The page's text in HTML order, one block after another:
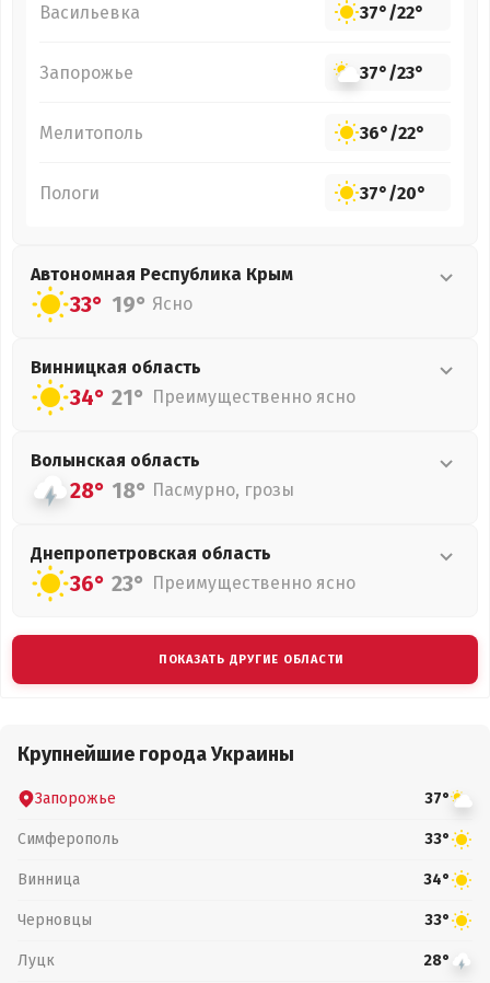
Васильевка 37°/22°
Запорожье 37°/23°
Мелитополь 36°/22°
Пологи 37°/20°
Автономная Республика Крым
33° 19° Ясно
Винницкая область
34° 21° Преимущественно ясно
Волынская область
28° 18° Пасмурно, грозы
Днепропетровская область
36° 23° Преимущественно ясно
ПОКАЗАТЬ ДРУГИЕ ОБЛАСТИ
Крупнейшие города Украины
Запорожье 37°
Симферополь 33°
Винница 34°
Черновцы 33°
Луцк 28°